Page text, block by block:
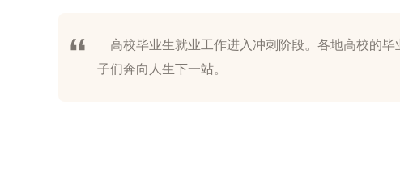
高校毕业生就业工作进入冲刺阶段。各地高校的毕
子们奔向人生下一站。